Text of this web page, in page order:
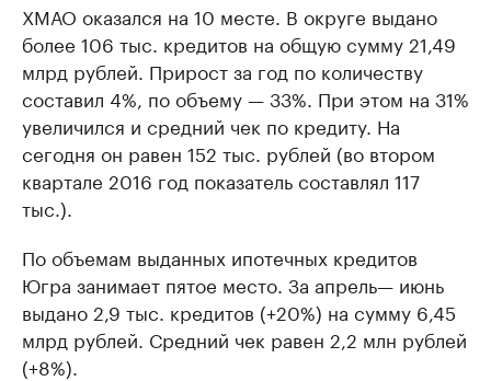
ХМАО оказался на 10 месте. В округе выдано
более 106 тыс. кредитов на общую сумму 21,49
млрд рублей. Прирост за год по количеству
составил 4%, по объему — 33%. При этом на 31%
увеличился и средний чек по кредиту. На
сегодня он равен 152 тыс. рублей (во втором
квартале 2016 год показатель составлял 117
тыс.).
По объемам выданных ипотечных кредитов
Югра занимает пятое место. За апрель— июнь
выдано 2,9 тыс. кредитов (+20%) на сумму 6,45
млрд рублей. Средний чек равен 2,2 млн рублей
(+8%).